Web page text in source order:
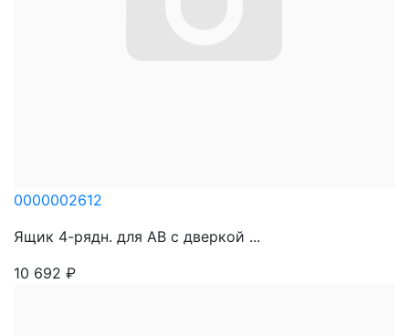
0000002612
Ящик 4-рядн. для АВ с дверкой ...
10 692 ₽